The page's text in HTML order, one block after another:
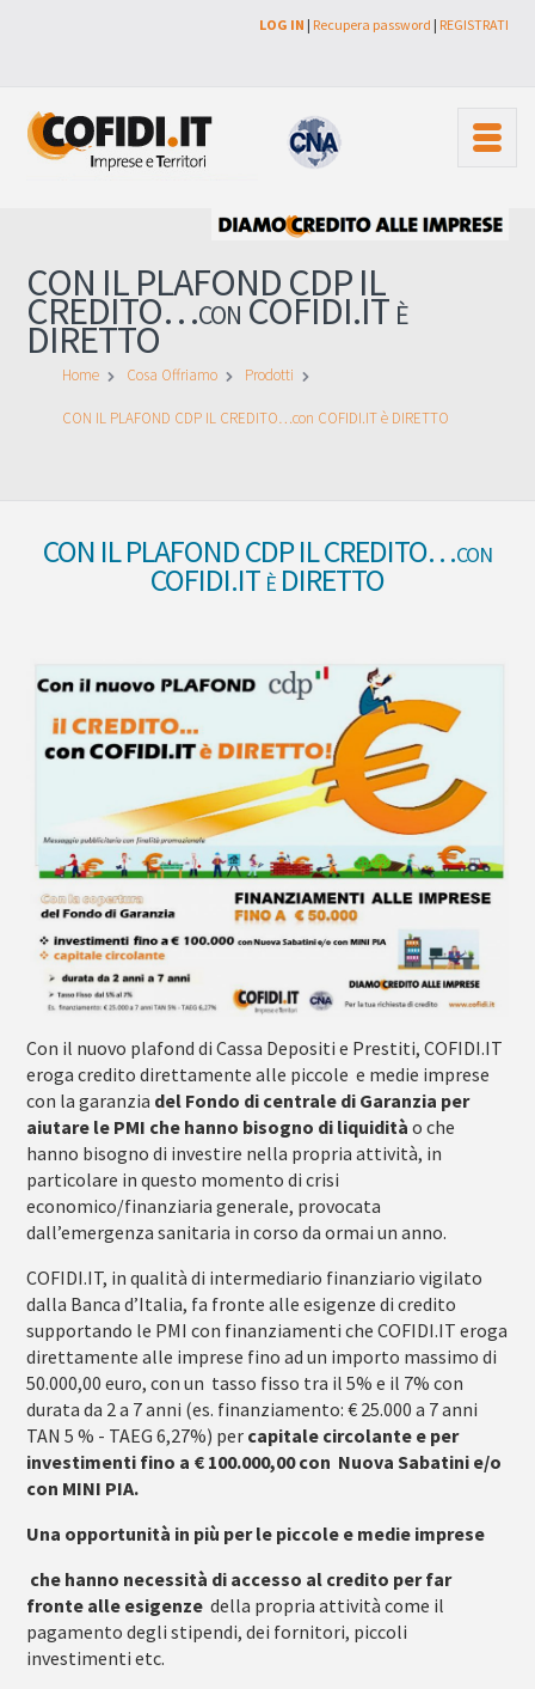
LOG IN | Recupera password | REGISTRATI
CON IL PLAFOND CDP IL
CREDITO…con COFIDI.IT è
DIRETTO
Home Cosa Offriamo Prodotti
CON IL PLAFOND CDP IL CREDITO…con COFIDI.IT è DIRETTO
CON IL PLAFOND CDP IL CREDITO…con
COFIDI.IT è DIRETTO
Con il nuovo plafond di Cassa Depositi e Prestiti, COFIDI.IT
eroga credito direttamente alle piccole e medie imprese
con la garanzia del Fondo di centrale di Garanzia per
aiutare le PMI che hanno bisogno di liquidità o che
hanno bisogno di investire nella propria attività, in
particolare in questo momento di crisi
economico/finanziaria generale, provocata
dall’emergenza sanitaria in corso da ormai un anno.
COFIDI.IT, in qualità di intermediario finanziario vigilato
dalla Banca d’Italia, fa fronte alle esigenze di credito
supportando le PMI con finanziamenti che COFIDI.IT eroga
direttamente alle imprese fino ad un importo massimo di
50.000,00 euro, con un tasso fisso tra il 5% e il 7% con
durata da 2 a 7 anni (es. finanziamento: € 25.000 a 7 anni
TAN 5 % - TAEG 6,27%) per capitale circolante e per
investimenti fino a € 100.000,00 con Nuova Sabatini e/o
con MINI PIA.
Una opportunità in più per le piccole e medie imprese
che hanno necessità di accesso al credito per far
fronte alle esigenzedella propria attività come il
pagamento degli stipendi, dei fornitori, piccoli
investimenti etc.